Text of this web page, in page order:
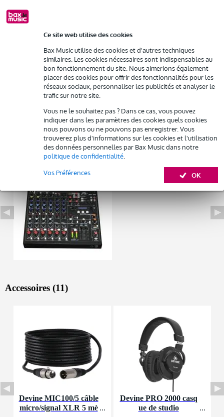
Ce site web utilise des cookies
Bax Music utilise des cookies et d'autres techniques
similaires. Les cookies nécessaires sont indispensables au
bon fonctionnement du site. Nous aimerions également
placer des cookies pour offrir des fonctionnalités pour les
réseaux sociaux, personnaliser les publicités et analyser le
trafic sur notre site.
Vous ne le souhaitez pas ? Dans ce cas, vous pouvez
indiquer dans les paramètres des cookies quels cookies
nous pouvons ou ne pouvons pas enregistrer. Vous
trouverez plus d'informations sur les cookies et l'utilisation
des données personnelles par Bax Music dans notre
politique de confidentialité
OK
Vos Préférences
2 500 €
Livraison à domicile
Possibilité d'acheter votre/vos produit(s) à un tarif réduit
Remplacement rapide par Bax Music en cas de défectuosité
Louez ce produit
Informations
table de mixage 14 canaux
entrées : 8x entrée combinée XLR/jack, 1 x jack stéréo ou RCA, 1
x USB ou Bluetooth (commutable)
Afficher toutes les caractéristiques du produit
Autres variantes (1)
Accessoires (11)
Devine MIC100/5 câble
micro/signal XLR 5 mè
Devine PRO 2000 casq
ue de studio